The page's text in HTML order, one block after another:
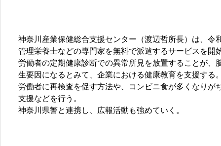
神奈川産業保健総合支援センター（渡辺哲所長）は、
管理栄養士などの専門家を無料で派遣するサービスを開
労働者の定期健康診断での異常所見を放置することが
生要因になるとみて、企業における健康教育を支援する
労働者に再検査を促す方法や、コンビニ食が多くなり
支援などを行う。
神奈川県警と連携し、広報活動も強めていく。